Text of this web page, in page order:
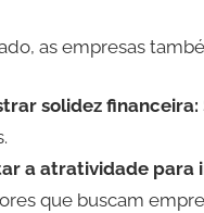
as empresas
solidez financeira:
a atratividade para
que buscam